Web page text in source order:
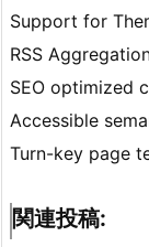
Support for
RSS
SEO optimized
Accessible
Turn-key page
関連投稿: